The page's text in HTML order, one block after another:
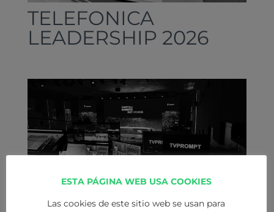
TELEFONICA
LEADERSHIP 2026
ESTA PÁGINA WEB USA COOKIES
Las cookies de este sitio web se usan para